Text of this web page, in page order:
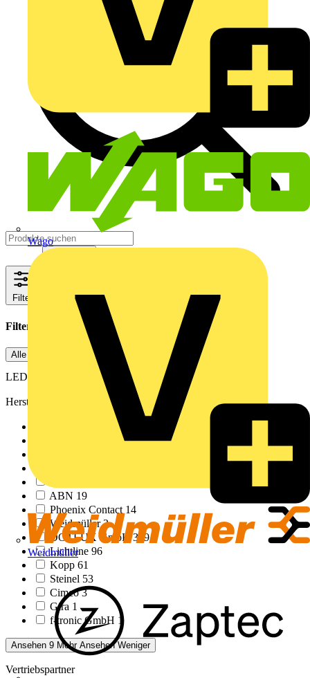
Wago
Weidmüller
Filter Schließen
Filter angewendet
Alle löschen
LEDVANCE Leuchtenzubehör
Hersteller
465
ABN 19
Phoenix Contact 14
Weidmüller3
DOTLUX GmbH359
Lichtline 96
Kopp 61
Steinel 53
Cimco3
Gira 1
f-tronic GmbH 1
Ansehen 9 Mehr Ansehen Weniger
Vertriebspartner